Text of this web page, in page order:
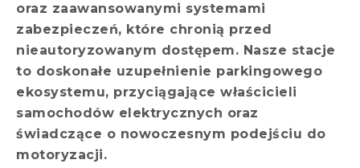
oraz zaawansowanymi systemami
zabezpieczeń, które chronią przed
nieautoryzowanym dostępem. Nasze stacje
to doskonałe uzupełnienie parkingowego
ekosystemu, przyciągające właścicieli
samochodów elektrycznych oraz
świadczące o nowoczesnym podejściu do
motoryzacji.